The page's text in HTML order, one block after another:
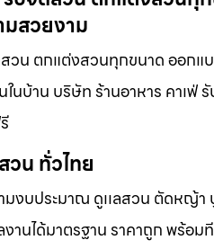
สวยงาม
วน ตกแต่งสวนทุกขนาด ออก
ในบ้าน บริษัท ร้านอาหาร คา
วน ทั่วไทย
งบประมาณ ดูเเลสวน ตัดหญ้
นได้มาตรฐาน ราคาถูก พร้อม